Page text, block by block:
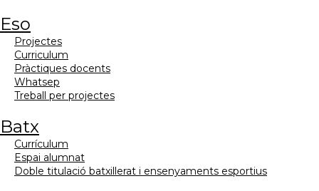
eso
projectes
curriculum
pràctiques docents
whatsep
treball per projectes
batx
currículum
espai alumnat
doble titulació batxillerat i ensenyaments esportius